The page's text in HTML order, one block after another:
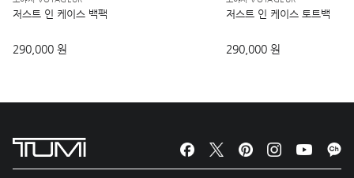
저스트 인 케이스 백팩
290,000 원
저스트 인 케이스 토트백
290,000 원